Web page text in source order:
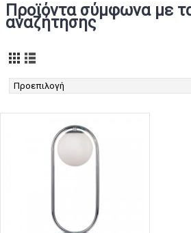
Προϊόντα σύμφωνα με
αναζήτησης